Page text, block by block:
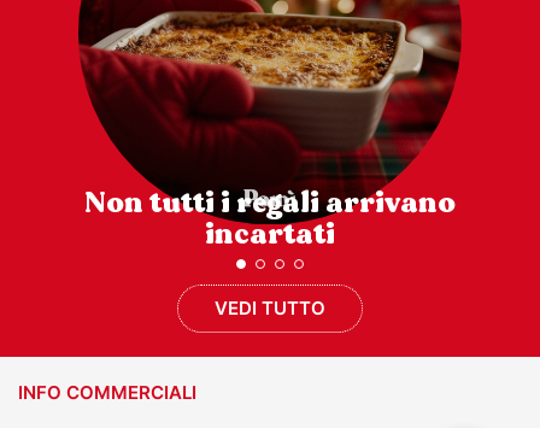
Non tutti i regali arrivano
incartati
VEDI TUTTO
INFO COMMERCIALI